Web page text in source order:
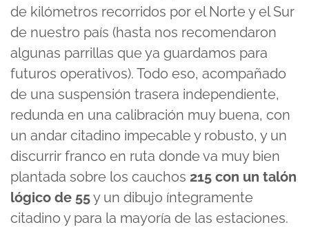
de kilómetros recorridos por el Norte y el Sur
de nuestro país (hasta nos recomendaron
algunas parrillas que ya guardamos para
futuros operativos). Todo eso, acompañado
de una suspensión trasera independiente,
redunda en una calibración muy buena, con
un andar citadino impecable y robusto, y un
discurrir franco en ruta donde va muy bien
plantada sobre los cauchos 215 con un talón
lógico de 55y un dibujo íntegramente
citadino y para la mayoría de las estaciones.